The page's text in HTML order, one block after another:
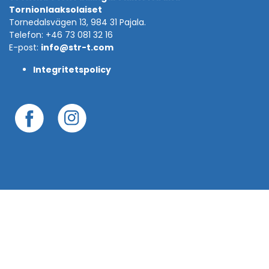
Tornionlaaksolaiset
Tornedalsvägen 13, 984 31 Pajala.
Telefon: +46 73 081 32 16
E-post: info@str-t.com
Integritetspolicy